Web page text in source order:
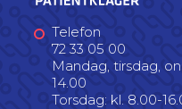
Telefon
72 33 05 00
Mandag, tirsdag,
14.00
Torsdag: kl. 8.00-